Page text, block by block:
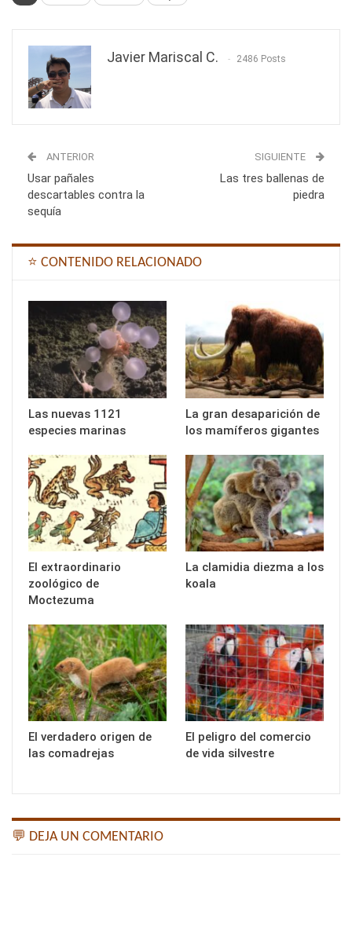
Javier Mariscal C. 2486 Posts
ANTERIOR
Usar pañales
descartables contra la
sequía
SIGUIENTE
Las tres ballenas de
piedra
⭐ CONTENIDO RELACIONADO
Las nuevas 1121
especies marinas
La gran desaparición de
los mamíferos gigantes
El extraordinario
zoológico de
Moctezuma
La clamidia diezma a los
koala
El verdadero origen de
las comadrejas
El peligro del comercio
de vida silvestre
💬 DEJA UN COMENTARIO